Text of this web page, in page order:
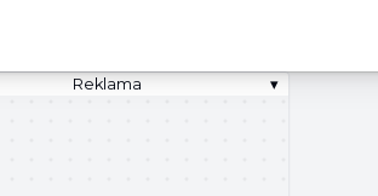
Reklama ▾